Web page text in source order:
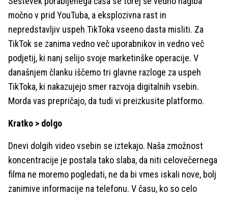
močno v prid YouTuba, a eksplozivna rast in
nepredstavljiv uspeh TikToka vseeno dasta misliti. Za
TikTok se zanima vedno več uporabnikov in vedno več
podjetij, ki nanj selijo svoje marketinške operacije. V
današnjem članku iščemo tri glavne razloge za uspeh
TikToka, ki nakazujejo smer razvoja digitalnih vsebin.
Morda vas prepričajo, da tudi vi preizkusite platformo.
Kratko > dolgo
Dnevi dolgih video vsebin se iztekajo. Naša zmožnost
koncentracije je postala tako slaba, da niti celovečernega
filma ne moremo pogledati, ne da bi vmes iskali nove, bolj
zanimive informacije na telefonu. V času, ko so celo